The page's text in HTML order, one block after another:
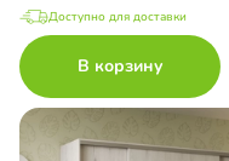
Доступно для доставки
В корзину